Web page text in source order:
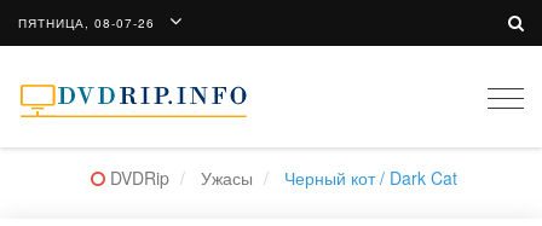
ПЯТНИЦА, 08-07-26
DVDRip Ужасы Черный кот / Dark Cat